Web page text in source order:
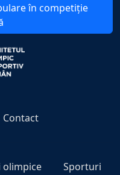
în competiție
Contact
olimpice Sporturi